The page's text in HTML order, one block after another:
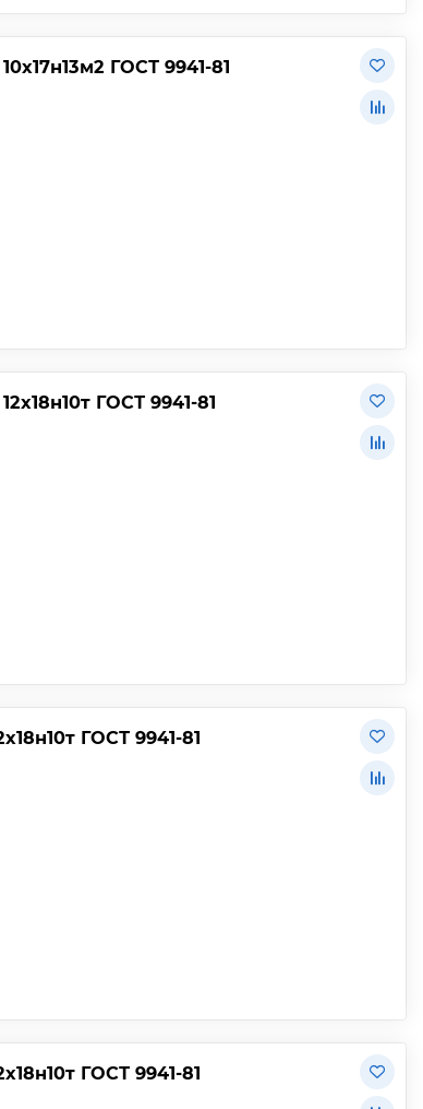
ГОСТ 9941-81
ГОСТ 9941-81
ГОСТ 9941-81
ГОСТ 9941-81